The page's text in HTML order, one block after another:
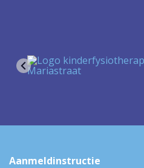
Aanmeldinstructie